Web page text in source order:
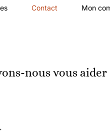
Contact Mon
nous vous aider